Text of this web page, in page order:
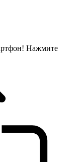
Нажмите